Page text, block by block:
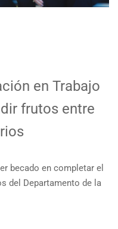
en Trabajo
frutos entre
becado en completar el
del Departamento de la